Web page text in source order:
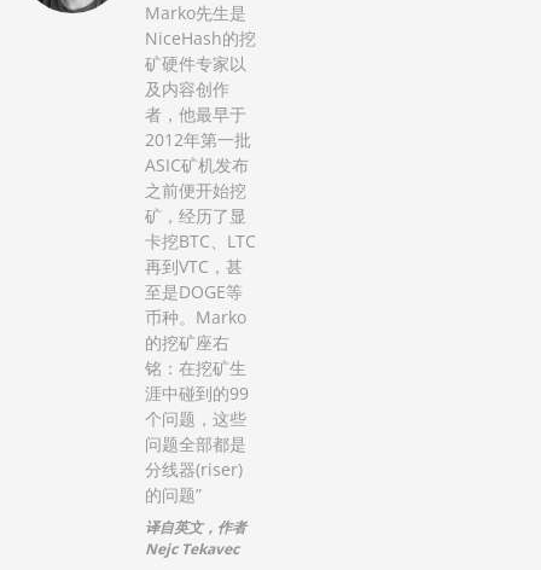
Marko先生是
NiceHash的挖
矿硬件专家以
及内容创作
者，他最早于
2012年第一批
ASIC矿机发布
之前便开始挖
矿，经历了显
卡挖BTC、LTC
再到VTC，甚
至是DOGE等
币种。Marko
的挖矿座右
铭：在挖矿生
涯中碰到的99
个问题，这些
问题全部都是
分线器(riser)
的问题”
译自英文，作者
Nejc Tekavec